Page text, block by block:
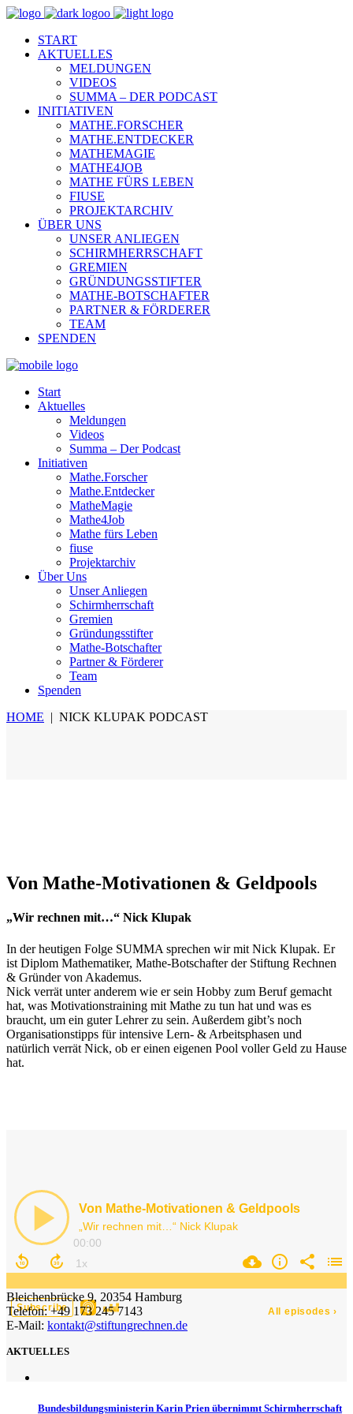
START
AKTUELLES
MELDUNGEN
VIDEOS
SUMMA – DER PODCAST
INITIATIVEN
MATHE.FORSCHER
MATHE.ENTDECKER
MATHEMAGIE
MATHE4JOB
MATHE FÜRS LEBEN
FIUSE
PROJEKTARCHIV
ÜBER UNS
UNSER ANLIEGEN
SCHIRMHERRSCHAFT
GREMIEN
GRÜNDUNGSSTIFTER
MATHE-BOTSCHAFTER
PARTNER & FÖRDERER
TEAM
SPENDEN
Start
Aktuelles
Meldungen
Videos
Summa – Der Podcast
Initiativen
Mathe.Forscher
Mathe.Entdecker
MatheMagie
Mathe4Job
Mathe fürs Leben
fiuse
Projektarchiv
Über Uns
Unser Anliegen
Schirmherrschaft
Gremien
Gründungsstifter
Mathe-Botschafter
Partner & Förderer
Team
Spenden
HOME | NICK KLUPAK PODCAST
Von Mathe-Motivationen & Geldpools
„Wir rechnen mit…“ Nick Klupak
In der heutigen Folge SUMMA sprechen wir mit Nick Klupak. Er
ist Diplom Mathematiker, Mathe-Botschafter der Stiftung Rechnen
& Gründer von Akademus.
Nick verrät unter anderem wie er sein Hobby zum Beruf gemacht
hat, was Motivationstraining mit Mathe zu tun hat und was es
braucht, um ein guter Lehrer zu sein. Außerdem gibt’s noch
Organisationstipps für intensive Lern- & Arbeitsphasen und
natürlich verrät Nick, ob er einen eigenen Pool voller Geld zu Hause
hat.
Bleichenbrücke 9, 20354 Hamburg
Telefon: +49 173 245 7143
E-Mail: kontakt@stiftungrechnen.de
AKTUELLES
Bundesbildungsministerin Karin Prien übernimmt Schirmherrschaft